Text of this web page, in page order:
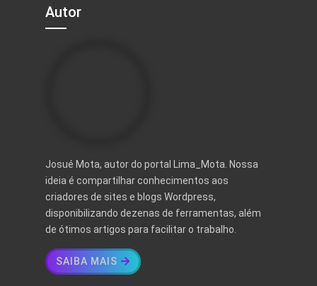
Autor
Josué Mota, autor do portal Lima_Mota. Nossa
ideia é compartilhar conhecimentos aos
criadores de sites e blogs Wordpress,
disponibilizando dezenas de ferramentas, além
de ótimos artigos para facilitar o trabalho.
SAIBA MAIS